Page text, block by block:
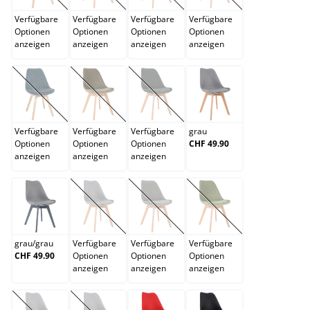
Verfügbare
Optionen
anzeigen
Verfügbare
Optionen
anzeigen
Verfügbare
Optionen
anzeigen
Verfügbare
Optionen
anzeigen
dunkelblau
(Diese Option ist zurzeit nicht verfügbar.)
Verfügbare
Optionen
anzeigen
dunkelbraun
(Diese Option ist zurzeit nicht verfügbar.)
Verfügbare
Optionen
anzeigen
dunkelgrau
(Diese Option ist zurzeit nicht
Verfügbare
Optionen
anzeigen
grau
grau
CHF 49.90
grau/grau
grau/grau
CHF 49.90
grün
(Diese Option ist zurzeit nicht verfügbar.)
Verfügbare
Optionen
anzeigen
hellgrau
(Diese Option ist zurzeit nicht
Verfügbare
Optionen
anzeigen
hellgrün
(Diese Option ist
Verfügbare
Optionen
anzeigen